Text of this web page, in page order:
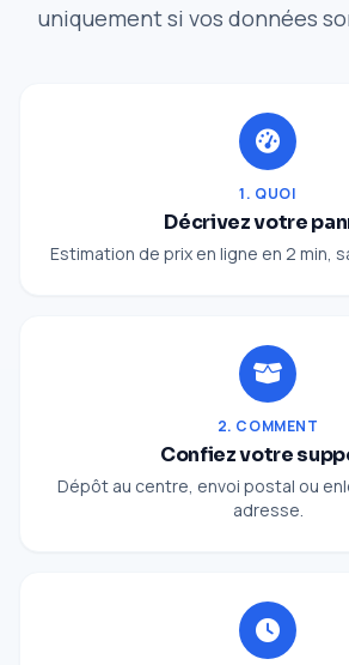
uniquement si vos données
1. QUOI
Décrivez votre
Estimation de prix en ligne en 2 min,
2. COMMENT
Confiez votre
Dépôt au centre, envoi postal ou
adresse.